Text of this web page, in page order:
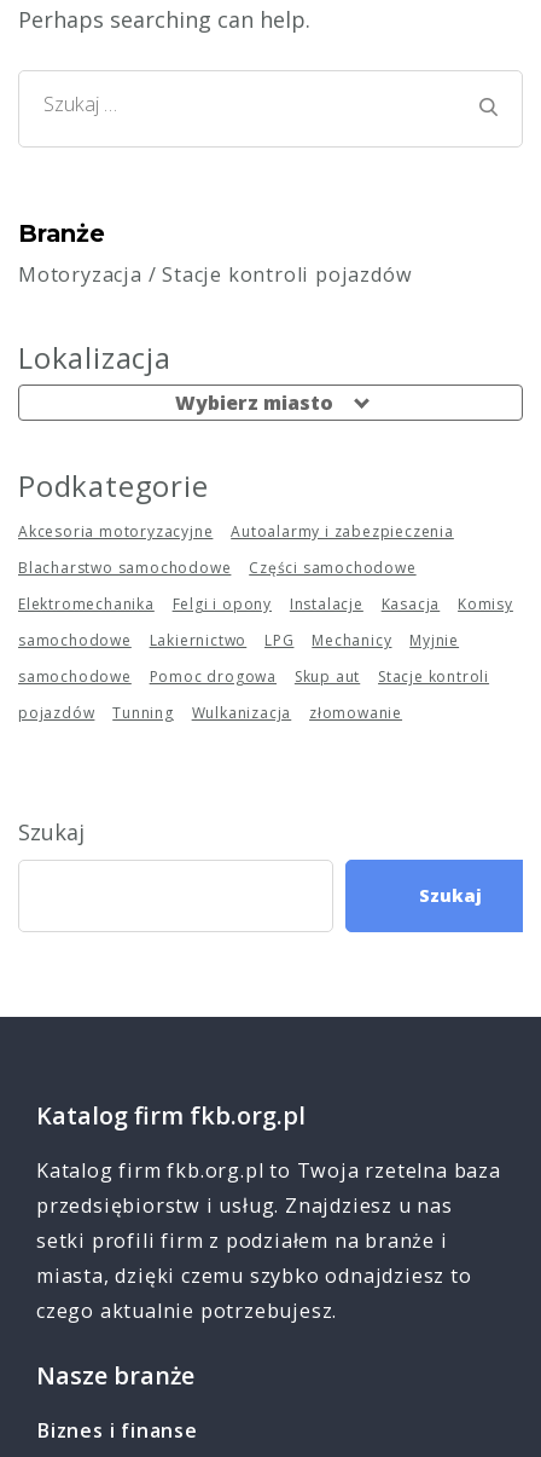
Perhaps searching can help.
Szukaj:
Branże
Motoryzacja /Stacje kontroli pojazdów
Lokalizacja
Wybierz miasto
Podkategorie
Akcesoria motoryzacyjne
Autoalarmy i zabezpieczenia
Blacharstwo samochodowe
Części samochodowe
Elektromechanika
Felgi i opony Instalacje Kasacja
Komisy
samochodowe
Lakiernictwo LPG Mechanicy
Myjnie
samochodowe
Pomoc drogowa Skup aut
Stacje kontroli
pojazdów
Tunning Wulkanizacja złomowanie
Szukaj
Szukaj
Katalog firm fkb.org.pl
Katalog firm fkb.org.pl to Twoja rzetelna baza
przedsiębiorstw i usług. Znajdziesz u nas
setki profili firm z podziałem na branże i
miasta, dzięki czemu szybko odnajdziesz to
czego aktualnie potrzebujesz.
Nasze branże
Biznes i finanse